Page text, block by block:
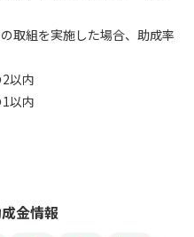
取組を実施した場合、助成率
以内
以内
金情報